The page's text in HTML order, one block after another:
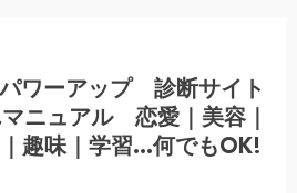
ワーアップ 診断サイト
ニュアル 恋愛｜美容｜
趣味｜学習…何でもOK!